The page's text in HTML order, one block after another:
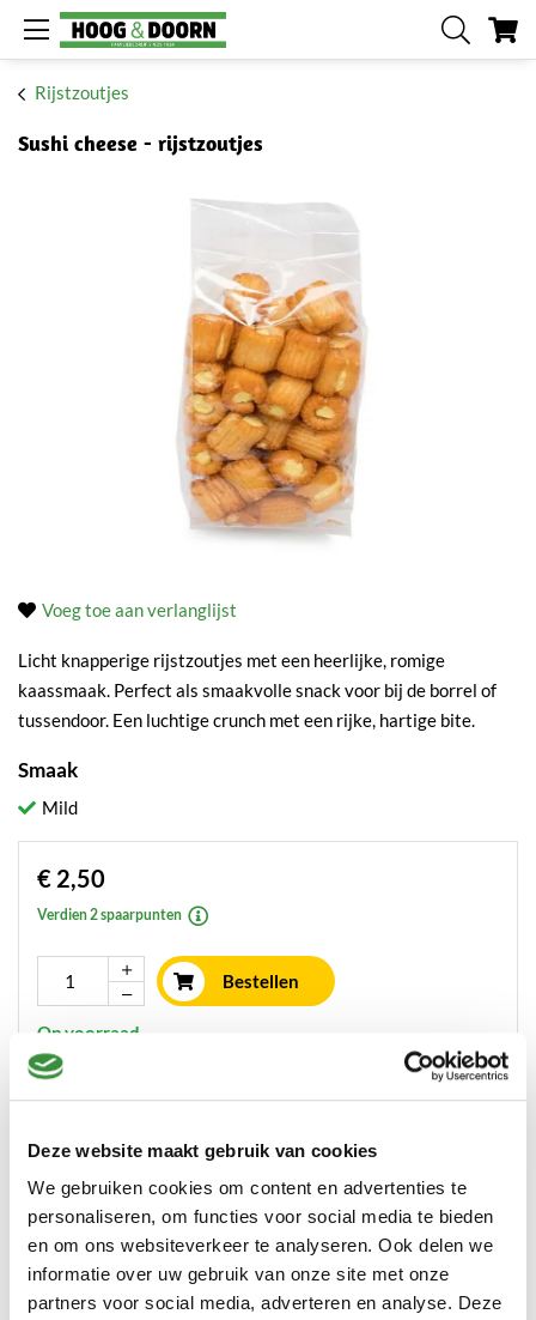
Deze website maakt gebruik van cookies
We gebruiken cookies om content en advertenties te
personaliseren, om functies voor social media te bieden
en om ons websiteverkeer te analyseren. Ook delen we
informatie over uw gebruik van onze site met onze
partners voor social media, adverteren en analyse. Deze
Rijstzoutjes
Sushi cheese - rijstzoutjes
Voeg toe aan verlanglijst
Licht knapperige rijstzoutjes met een heerlijke, romige
kaassmaak. Perfect als smaakvolle snack voor bij de borrel of
tussendoor. Een luchtige crunch met een rijke, hartige bite.
Smaak
Mild
€ 2,50
Verdien 2 spaarpunten
Bestellen
Op voorraad
Meer dan 90 jaar ervaring: Kaasmeesters sinds
1934
Vóór 14:00 uur besteld , binnen 24 uur verzonden
Proef en bestel iedere week op onzemarktlocaties
Met degrootste zorg verpakt
Geen minimale orderprijs!